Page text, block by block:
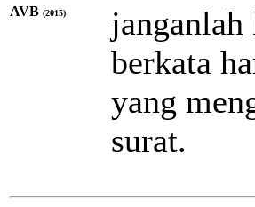
AVB (2015)
berkata
yang
surat.